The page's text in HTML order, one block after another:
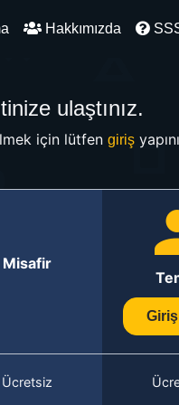
Hakkımızda
ulaştınız.
için lütfen giriş
Misafir
Ücretsiz